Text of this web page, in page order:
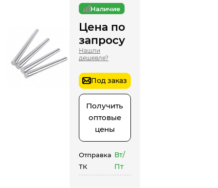
Наличие
Цена по
запросу
Нашли
дешевле?
Под заказ
Получить
оптовые
цены
Отправка
ТК
Вт/
Пт